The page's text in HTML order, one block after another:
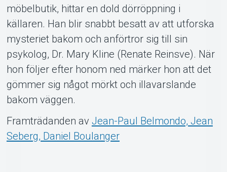
möbelbutik, hittar en dold dörröppning i
källaren. Han blir snabbt besatt av att utforska
mysteriet bakom och anförtror sig till sin
psykolog, Dr. Mary Kline (Renate Reinsve). När
hon följer efter honom ned märker hon att det
gömmer sig något mörkt och illavarslande
bakom väggen.
Framträdanden av Jean-Paul Belmondo, Jean
Seberg, Daniel Boulanger